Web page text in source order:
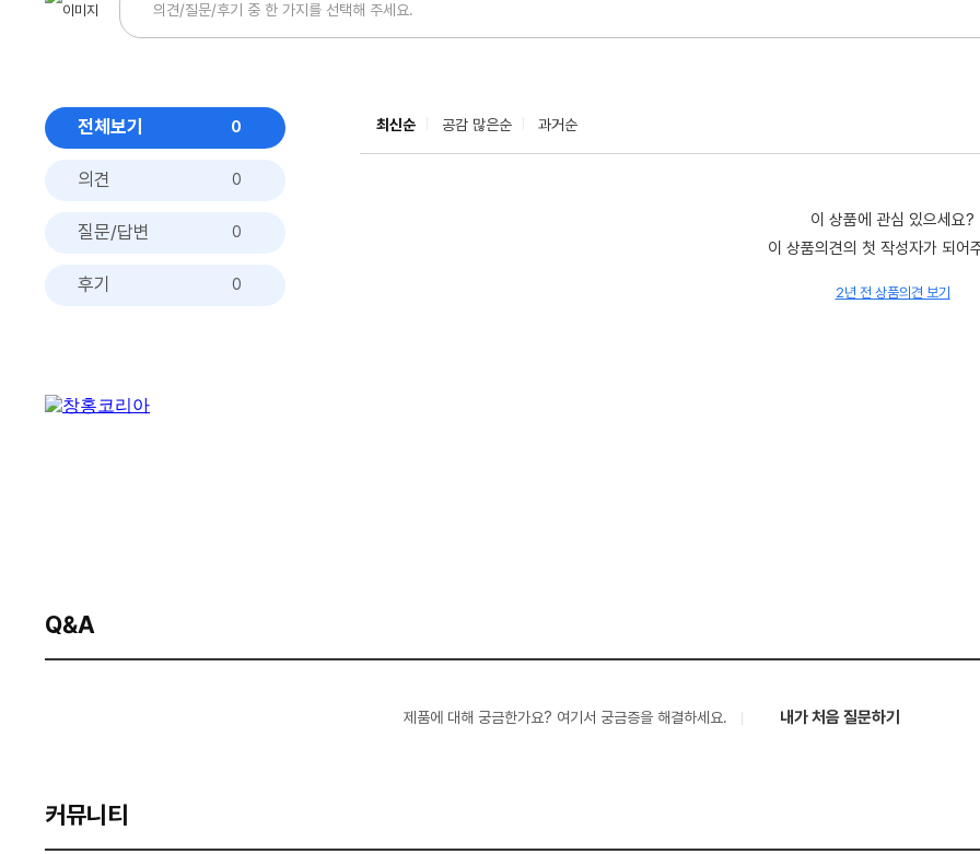
전체보기 0
의견 0
질문/답변 0
후기 0
최신순 공감 많은순 과거순
이 상품에 관심 있으세요?
이 상품의견의 첫 작성자가 되어
2년 전 상품의견 보기
Q&A
제품에 대해 궁금한가요? 여기서 궁금증을 해결하세요. 내가 처음 질문하기
커뮤니티